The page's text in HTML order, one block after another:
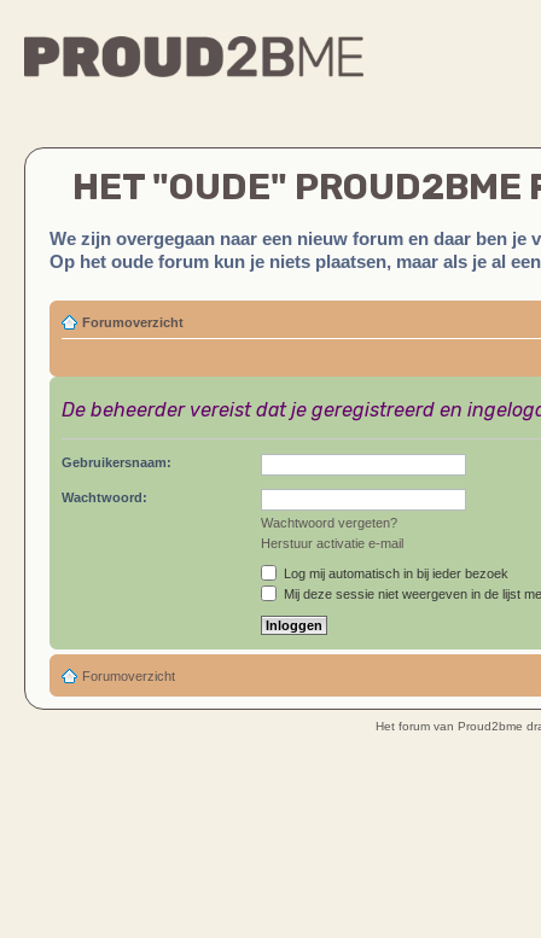
HET "OUDE" PROUD2BME
We zijn overgegaan naar een nieuw forum en daar ben je
Op het oude forum kun je niets plaatsen, maar als je al
Forumoverzicht
De beheerder vereist dat je geregistreerd en
Gebruikersnaam:
Wachtwoord:
Wachtwoord vergeten?
Herstuur activatie e-mail
Log mij automatisch in bij ieder bezoek
Mij deze sessie niet weergeven in de lijst
Forumoverzicht
Het forum van Proud2bme